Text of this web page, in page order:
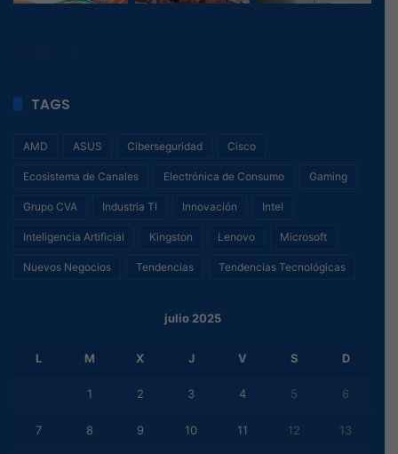
TAGS
AMD ASUS Ciberseguridad Cisco
Ecosistema de Canales Electrónica de Consumo Gaming
Grupo CVA Industria TI Innovación Intel
Inteligencia Artificial Kingston Lenovo Microsoft
Nuevos Negocios Tendencias Tendencias Tecnológicas
julio 2025
L M X J V S D
1 2 3 4 5 6
7 8 9 10 11 12 13